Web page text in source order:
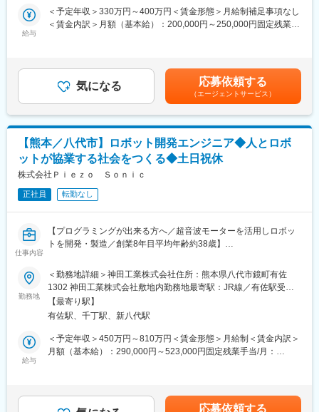
・モデルハウスのご案内
・ご希望をヒアリングしプランを作成
・固定給に加え、賞与年2回＋報奨金が給与となります。
年収1000万円 ～2000万円の方も多数！入社後年収400～500万円
UPした社員も在籍しています。
・受注棟数に応じて主任・係長・課長・所長と昇格するわかりや
すい評価基準
■業務の魅力
・提案しやすい商品
商品プランをあえて絞っているため、ハイグレードな注文住宅を
販売できる価格力が大きな強みです。
が、当社では引き渡しまで一貫して営業が携わります。
そのため、設計や空間構築の専門知識も身に付きます
変更の範囲：会社の定める業務
働きたい方にぴったりの職場で、転勤はありません。未経験で
も、ものづくりや営業に興味がある方、大歓迎です！
ながら、お客様の「困った」を丁寧に聞き出して、ニーズに合っ
た製品を提案していく営業スタイルです。
お客様から「こんなもの作れない？」と相談されることもあり、
ノルマはなく、チームで目標に向かって取り組むスタイルです。
担当する企業は、熊本・福岡～北九州を中心とした九州エリアの
大手自動車部品メーカーなど、1人あたり5～6社ほどです。
■入社後の流れ：
まず、会社のことを知ってもらうために、約3か月、工場で工作機
械の実習を行います。その後、先輩社員と一緒にお客様を訪問し
ながら、少しずつ担当を引き継いでいきます（約1年を想定）。病
院勤務だった方など未経験から活躍する先輩もいます。
営業部は全部で6名体制。
営業担当は5名（60代1名、40代3名、30代1名／課長1名）
営業サポート1名も在籍しています。
チームで協力しながら働ける環境です。
■入社後のキャリアパス：
年に1回（12月）評価があります。入社後は「メンバー」→「主
給与
＜予定年収＞330万円～400万円＜賃金形態＞月給制補足事項なし
＜賃金内訳＞月額（基本給）：200,000円～250,000円固定残業手
＞※上記年収は賞与・残業を含んだ想定年収です。経験に応じて決
定します。■昇給：年1回※過去実績…2,000～20,000円■賞与：年2
回※計2.00月分賃金はあくまでも目安の金額であり、選考を通じて
上下する可能性があります。月給(月額)は固定手当を含めた表記で
す。
気になる 応募依頼する
（エージェントサービス）
【熊本／八代市】ロボット開発エンジニア◆人とロボ
ットが協業する社会をつくる◆土日祝休
株式会社Ｐｉｅｚｏ Ｓｏｎｉｃ
正社員 転勤なし
仕事内容
【プログラミングが出来る方へ／超音波モーターを活用しロボッ
トを開発・製造／創業8年目平均年齢約38歳】
■業務概要
当社は『モーターとロボティクス技術で人の生活を支え、「ケガ
や病気になっても楽しめる生活ができる社会」の実現』を目指
し、創業しました。
モーターを活用した製品開発や搬送用AMR（Mighty）の制御、AI
を活用した動作アルゴリズムの研究開発をご担当いただきます。
るための開発
勤務地
＜勤務地詳細＞神田工業株式会社住所：熊本県八代市鏡町有佐
1302 神田工業株式会社敷地内勤務地最寄駅：JR線／有佐駅受動
喫煙対策：屋内全面禁煙
【最寄り駅】
有佐駅、千丁駅、新八代駅
給与
＜予定年収＞450万円～810万円＜賃金形態＞月給制＜賃金内訳＞
月額（基本給）：290,000円～523,000円固定残業手当/月：
給：年1回（4月）■賞与：年2回賃金はあくまでも目安の金額であ
応募依頼する